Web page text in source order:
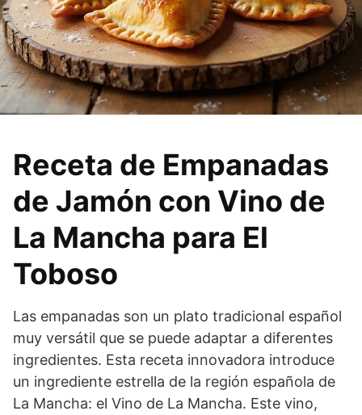
Receta de Empanadas
de Jamón con Vino de
La Mancha para El
Toboso
Las empanadas son un plato tradicional español
muy versátil que se puede adaptar a diferentes
ingredientes. Esta receta innovadora introduce
un ingrediente estrella de la región española de
La Mancha: el Vino de La Mancha. Este vino,